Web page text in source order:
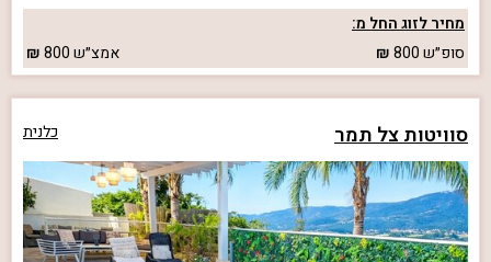
מחיר לזוג החל מ:
סופ״ש800 אמצ״ש800
סוויטות צל תמר כלנית